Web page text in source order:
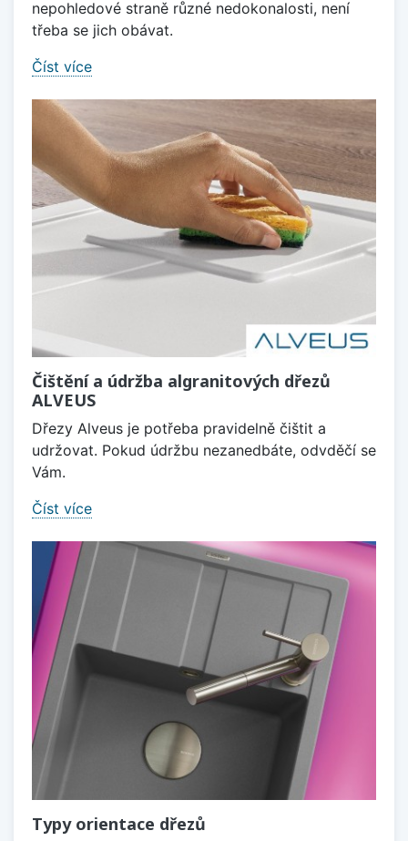
nepohledové straně různé nedokonalosti, není
třeba se jich obávat.
Číst více
Čištění a údržba algranitových dřezů
ALVEUS
Dřezy Alveus je potřeba pravidelně čištit a
udržovat. Pokud údržbu nezanedbáte, odvděčí se
Vám.
Číst více
Typy orientace dřezů